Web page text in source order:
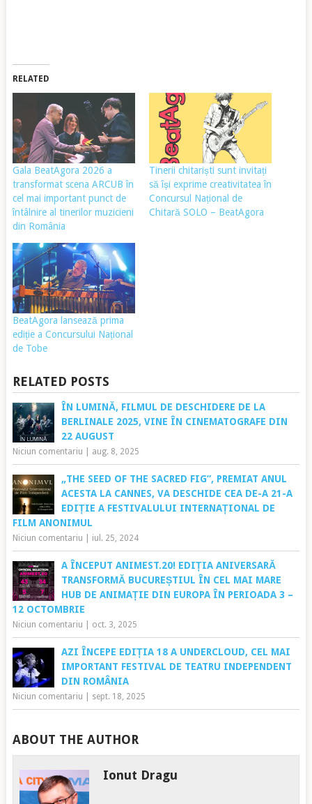
RELATED
Gala BeatAgora 2026 a
transformat scena ARCUB în
cel mai important punct de
întâlnire al tinerilor muzicieni
din România
Tinerii chitariști sunt invitați
să își exprime creativitatea în
Concursul Național de
Chitară SOLO – BeatAgora
BeatAgora lansează prima
ediție a Concursului Național
de Tobe
RELATED POSTS
ÎN LUMINĂ, FILMUL DE DESCHIDERE DE LA
BERLINALE 2025, VINE ÎN CINEMATOGRAFE DIN
22 AUGUST
Niciun comentariu aug. 8, 2025
„THE SEED OF THE SACRED FIG”, PREMIAT ANUL
ACESTA LA CANNES, VA DESCHIDE CEA DE-A 21-A
EDIȚIE A FESTIVALULUI INTERNAȚIONAL DE
FILM ANONIMUL
Niciun comentariu iul. 25, 2024
A ÎNCEPUT ANIMEST.20! EDIȚIA ANIVERSARĂ
TRANSFORMĂ BUCUREȘTIUL ÎN CEL MAI MARE
HUB DE ANIMAȚIE DIN EUROPA ÎN PERIOADA 3 –
12 OCTOMBRIE
Niciun comentariu oct. 3, 2025
AZI ÎNCEPE EDIȚIA 18 A UNDERCLOUD, CEL MAI
IMPORTANT FESTIVAL DE TEATRU INDEPENDENT
DIN ROMÂNIA
Niciun comentariu sept. 18, 2025
ABOUT THE AUTHOR
Ionut Dragu